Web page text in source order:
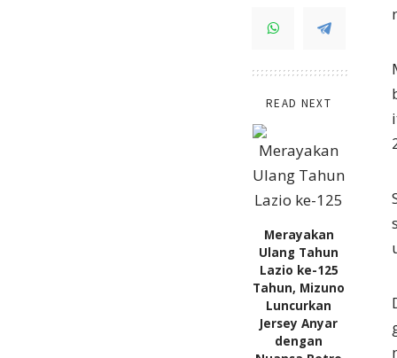
READ NEXT
Merayakan
Ulang Tahun
Lazio ke-125
Tahun, Mizuno
Luncurkan
Jersey Anyar
dengan